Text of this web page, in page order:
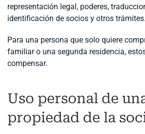
representación legal, poderes,
identificación de socios y otros trámites.
Para una persona que solo quiere
familiar o una segunda residencia,
compensar.
Uso personal de
propiedad de la